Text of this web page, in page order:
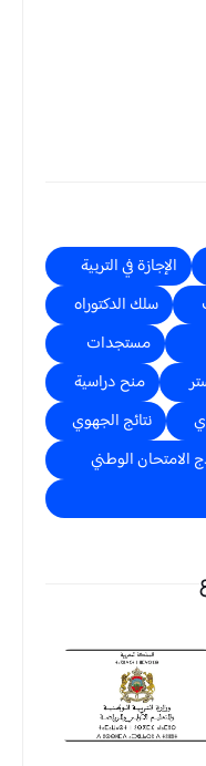
الإجازة في التربية
سلك الدكتوراه
مستجدات
منح دراسية
نتائج الجهوي
الامتحان الوطني